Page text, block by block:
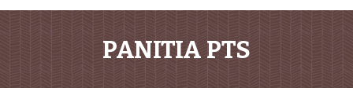
PANITIA PTS